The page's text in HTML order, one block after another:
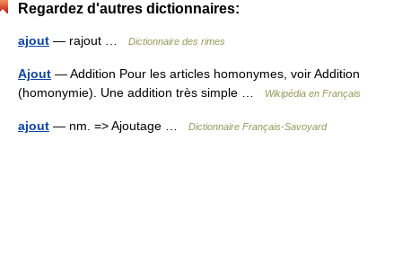
Regardez d'autres dictionnaires:
ajout — rajout … Dictionnaire des rimes
Ajout — Addition Pour les articles homonymes, voir Addition
(homonymie). Une addition très simple …
Wikipédia en Français
ajout — nm. => Ajoutage … Dictionnaire Français-Savoyard